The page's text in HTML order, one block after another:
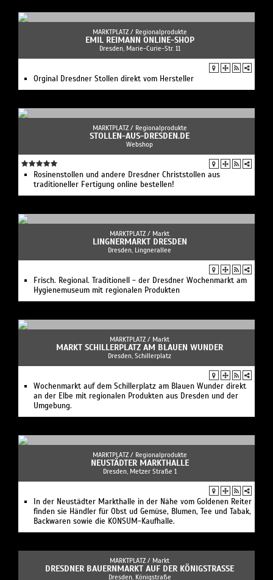
MARKTPLATZ / Regionalprodukte
EMIL REIMANN ONLINE-SHOP
Dresden, Marie-Curie-Str. 11
Orginal Dresdner Stollen direkt vom Hersteller
MARKTPLATZ / Regionalprodukte
STOLLEN-AUS-DRESDEN.DE
Webshop
Rosinenstollen und andere Dresdner Christstollen aus
traditioneller Fertigung online bestellen!
MARKTPLATZ / Markt
LINGNERMARKT DRESDEN
Dresden, Lingnerallee
Frisch. Regional. Traditionell - der Dresdner Wochenmarkt am
Hygienemuseum mit regionalen Produkten
MARKTPLATZ / Markt
MARKT SCHILLERPLATZ AM BLAUEN WUNDER
Dresden, Schillerplatz
Wochenmarkt auf dem Schillerplatz am Blauen Wunder direkt
an der Elbe mit regionalen Produkten aus Dresden und der
Umgebung.
MARKTPLATZ / Regionalprodukte
NEUSTÄDTER MARKTHALLE
Dresden, Metzer Straße 1
In der Neustädter Markthalle in der Nähe vom Goldenen Reiter
finden sie Händler für Obst ud Gemüse, Blumen, Tee und Tabak,
Backwaren sowie die KONSUM-Kaufhalle.
MARKTPLATZ / Markt
DRESDNER BAUERNMARKT AUF DER KÖNIGSTRASSE
Dresden, Königstraße